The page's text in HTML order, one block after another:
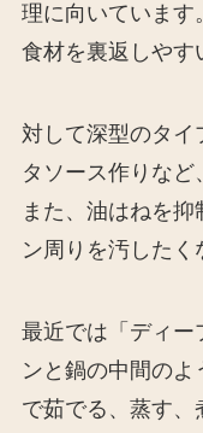
理に向いています
食材を裏返しやす
対して深型のタイ
タソース作りなど
また、油はねを
ン周りを汚したく
最近では「ディー
ンと鍋の中間の
で茹でる、蒸す、